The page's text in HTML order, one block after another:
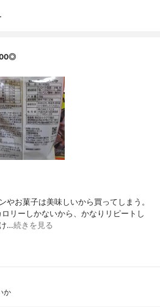
やお菓子は美味しいから買ってしまう。
リーしかないから、かなりリピートし
…続きを見る
か